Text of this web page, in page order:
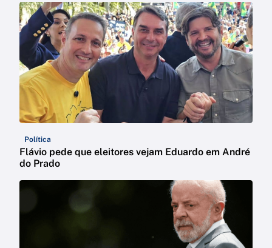
Política
Flávio pede que eleitores vejam Eduardo em André
do Prado